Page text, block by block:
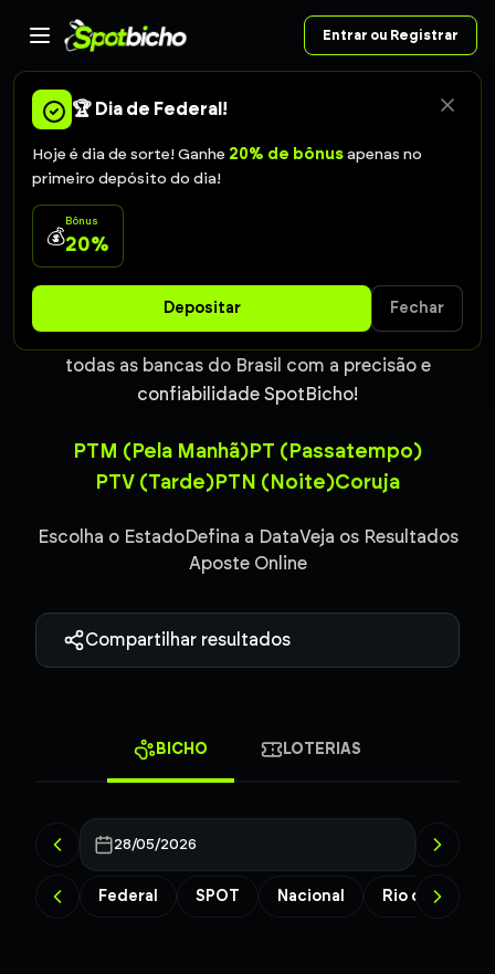
🏆 Dia de Federal!
Hoje é dia de sorte! Ganhe 20% de bônusapenas no
primeiro depósito do dia!
💰
Bônus
20%
Depositar Fechar
Entrar ou Registrar
Resultado do Jogo do
Bicho Bahia de hoje
Confira todos os resultados atualizados
instantaneamente. Acompanhe os sorteios de
todas as bancas do Brasil com a precisão e
confiabilidade SpotBicho!
PTM (Pela Manhã)PT (Passatempo)
PTV (Tarde)PTN (Noite)Coruja
Escolha o EstadoDefina a DataVeja os Resultados
Aposte Online
Compartilhar resultados
BICHO LOTERIAS
28/05/2026
Federal SPOT Nacional Rio de Janeiro